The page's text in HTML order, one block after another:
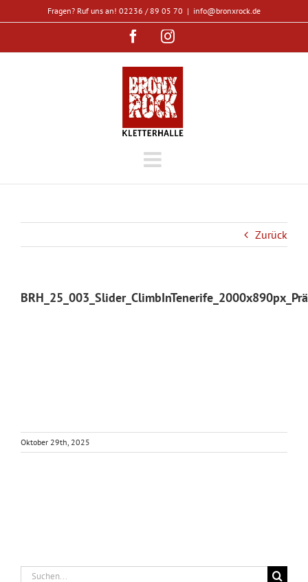
Inhalt
Fragen? Ruf uns an! 02236 / 89 05 70 | info@bronxrock.de
FacebookInstagram
Zurück
Oktober 29th, 2025
Suche